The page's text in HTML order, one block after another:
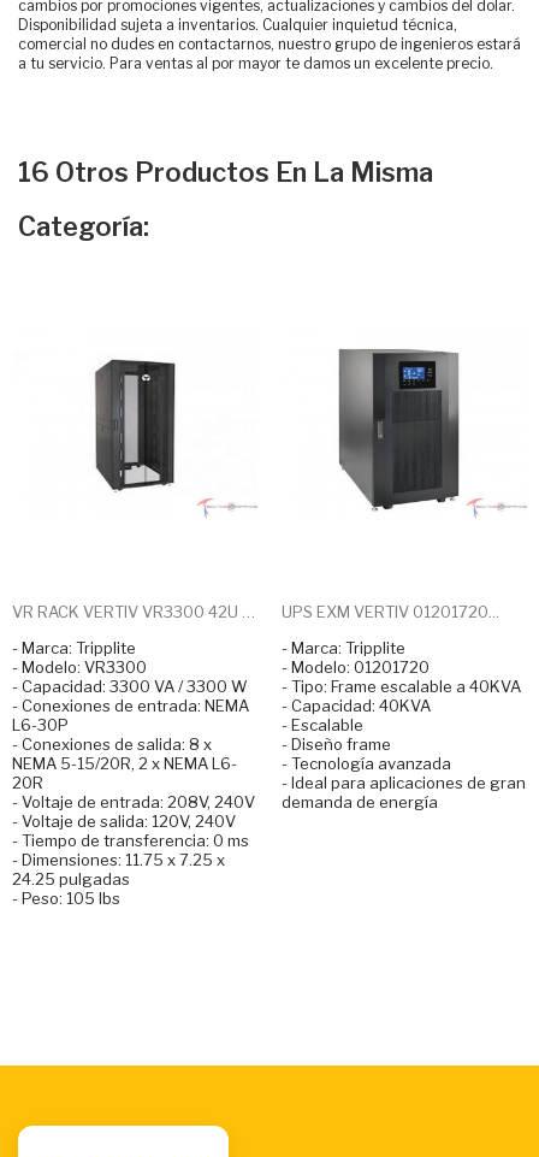
cambios por promociones vigentes, actualizaciones y cambios del dolar.
Disponibilidad sujeta a inventarios. Cualquier inquietud técnica,
comercial no dudes en contactarnos, nuestro grupo de ingenieros estará
a tu servicio. Para ventas al por mayor te damos un excelente precio.
16 Otros Productos En La Misma
Categoría:
- Marca: Tripplite
- Modelo: VR3300
- Capacidad: 3300 VA / 3300 W
- Conexiones de entrada: NEMA
L6-30P
- Conexiones de salida: 8 x
NEMA 5-15/20R, 2 x NEMA L6-
20R
- Voltaje de entrada: 208V, 240V
- Voltaje de salida: 120V, 240V
- Tiempo de transferencia: 0 ms
- Dimensiones: 11.75 x 7.25 x
24.25 pulgadas
- Peso: 105 lbs
UPS EXM VERTIV 01201720...
- Marca: Tripplite
- Modelo: 01201720
- Tipo: Frame escalable a 40KVA
- Capacidad: 40KVA
- Escalable
- Diseño frame
- Tecnología avanzada
- Ideal para aplicaciones de gran
demanda de energía